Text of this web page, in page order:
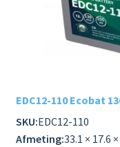
EDC12-110 Ecobat
SKU:EDC12-110
Afmeting:33.1 × 17.6